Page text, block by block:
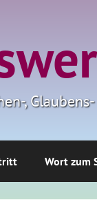
,
Wort zum